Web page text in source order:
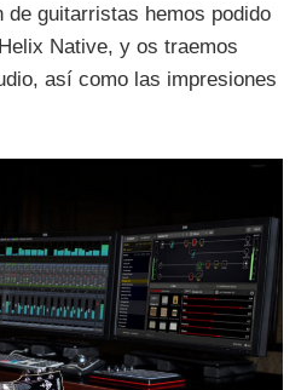
guitarristas hemos podido
Native, y os traemos
así como las impresiones